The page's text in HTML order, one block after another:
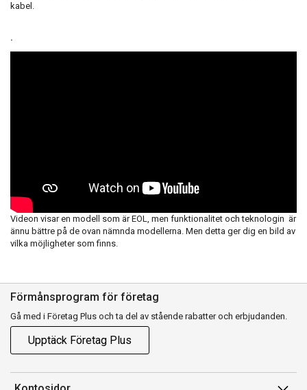
kabel.
.
Videon visar en modell som är EOL, men funktionalitet och teknologin är
ännu bättre på de ovan nämnda modellerna. Men detta ger dig en bild av
vilka möjligheter som finns.
Förmånsprogram för företag
Gå med i Företag Plus och ta del av stående rabatter och erbjudanden.
Upptäck Företag Plus